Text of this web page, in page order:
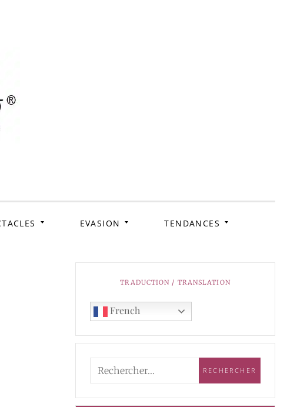
EVASION TENDANCES
TRADUCTION / TRANSLATION
French